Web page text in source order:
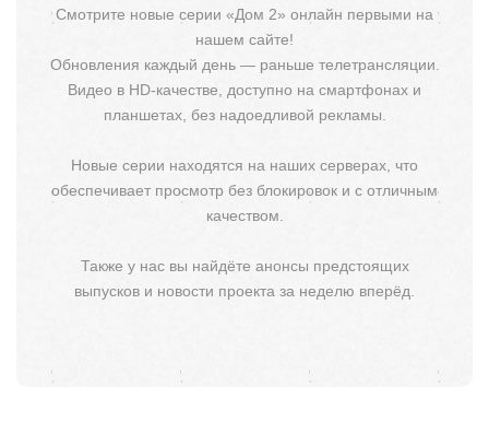
Смотрите новые серии «Дом 2» онлайн первыми на
нашем сайте!
Обновления каждый день — раньше телетрансляции.
Видео в HD-качестве, доступно на смартфонах и
планшетах, без надоедливой рекламы.
Новые серии находятся на наших серверах, что
обеспечивает просмотр без блокировок и с отличным
качеством.
Также у нас вы найдёте анонсы предстоящих
выпусков и новости проекта за неделю вперёд.